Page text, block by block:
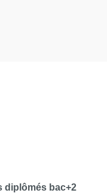
diplômés bac+2